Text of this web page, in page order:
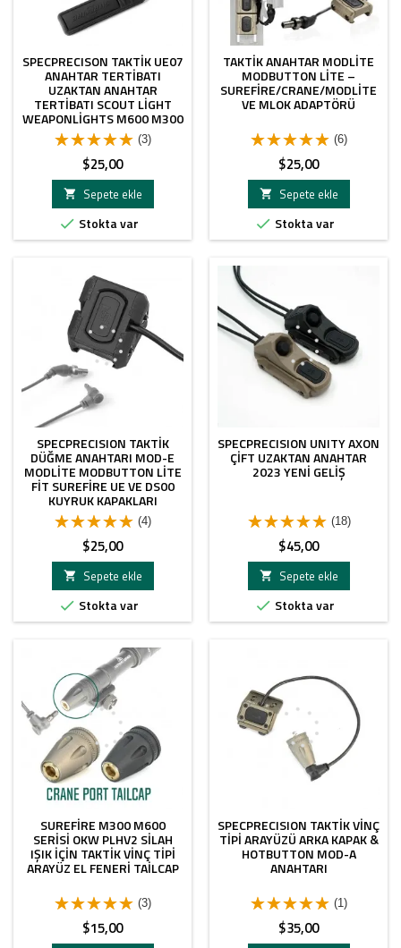
SPECPRECISON TAKTIK UE07
ANAHTAR TERTIBATI
UZAKTAN ANAHTAR
TERTIBATI SCOUT LIGHT
WEAPONLIGHTS M600 M300
SERISI IÇIN (3)
Fiyat
$25,00

Sepete ekle
 Stokta var
TAKTIK ANAHTAR MODLITE
MODBUTTON LITE –
SUREFIRE/CRANE/MODLITE
VE MLOK ADAPTÖRÜ
(6)
Fiyat
$25,00

Sepete ekle
 Stokta var
SPECPRECISION TAKTIK
DÜĞME ANAHTARI MOD-E
MODLITE MODBUTTON LITE
FIT SUREFIRE UE VE DS00
KUYRUK KAPAKLARI
(4)
Fiyat
$25,00

Sepete ekle
 Stokta var
SPECPRECISION UNITY AXON
ÇIFT UZAKTAN ANAHTAR
2023 YENI GELIŞ
(18)
Fiyat
$45,00

Sepete ekle
 Stokta var
SUREFIRE M300 M600
SERISI OKW PLHV2 SILAH
IŞIK İÇIN TAKTIK VINÇ TIPI
ARAYÜZ EL FENERI TAILCAP
(3)
Fiyat
$15,00
SPECPRECISION TAKTIK VINÇ
TIPI ARAYÜZÜ ARKA KAPAK &
HOTBUTTON MOD-A
ANAHTARI
(1)
Fiyat
$35,00